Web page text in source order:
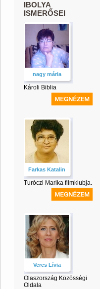
IBOLYA
ISMERŐSEI
nagy mária
Károli Biblia
Farkas Katalin
Turóczi Marika filmklubja.
Veres Lívia
Olaszország Közösségi
Oldala